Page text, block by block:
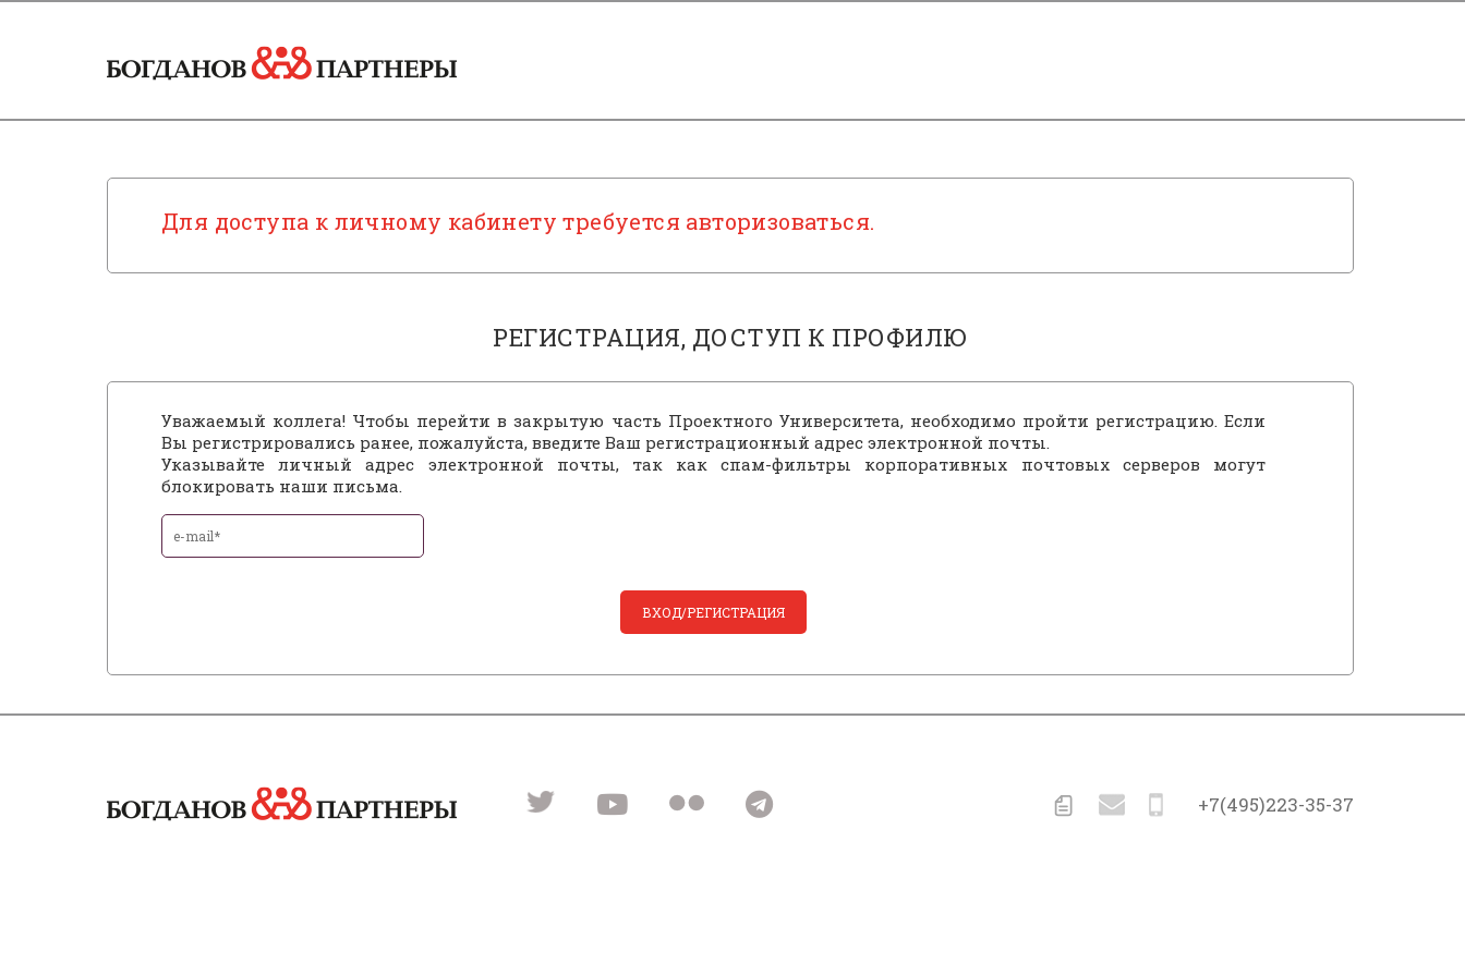
Для доступа к личному кабинету требуется авторизоваться.
РЕГИСТРАЦИЯ, ДОСТУП К ПРОФИЛЮ
Уважаемый коллега! Чтобы перейти в закрытую часть Проектного Университета, необходимо пройти регистрацию. Если
Вы регистрировались ранее, пожалуйста, введите Ваш регистрационный адрес электронной почты.
Указывайте личный адрес электронной почты, так как спам-фильтры корпоративных почтовых серверов могут
блокировать наши письма.
ВХОД/РЕГИСТРАЦИЯ
+7(495)223-35-37